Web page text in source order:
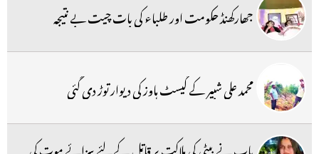
جھارکھنڈ حکومت اور طلباء کی بات چیت بے نتیجہ
محمد علی شبیر کے گیسٹ ہاوز کی دیوار توڑ دی گئی